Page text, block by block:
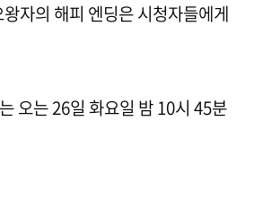
자의 해피 엔딩은 시청자들에게
오는 26일 화요일 밤 10시 45분